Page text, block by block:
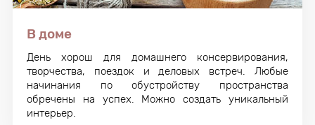
В доме
День хорош для домашнего консервирования,
творчества, поездок и деловых встреч. Любые
начинания по обустройству пространства
обречены на успех. Можно создать уникальный
интерьер.